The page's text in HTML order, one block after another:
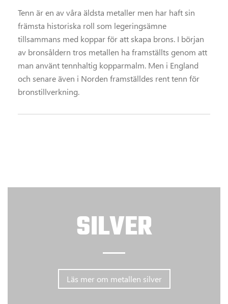
Tenn är en av våra äldsta metaller men har haft sin
främsta historiska roll som legeringsämne
tillsammans med koppar för att skapa brons. I början
av bronsåldern tros metallen ha framställts genom att
man använt tennhaltig kopparmalm. Men i England
och senare även i Norden framställdes rent tenn för
bronstillverkning.
SILVER
Läs mer om metallen silver